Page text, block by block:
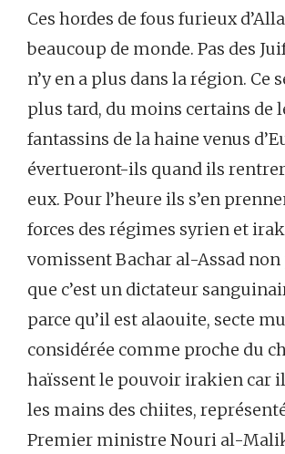
Ces hordes de fous furieux
beaucoup de monde. Pas des
n’y en a plus dans la région. Ce
plus tard, du moins certains de
fantassins de la haine venus
évertueront-ils quand ils
eux. Pour l’heure ils s’en
forces des régimes syrien et
vomissent Bachar al-Assad non
que c’est un dictateur
parce qu’il est alaouite, secte
considérée comme proche du
haïssent le pouvoir irakien car
les mains des chiites,
Premier ministre Nouri al-